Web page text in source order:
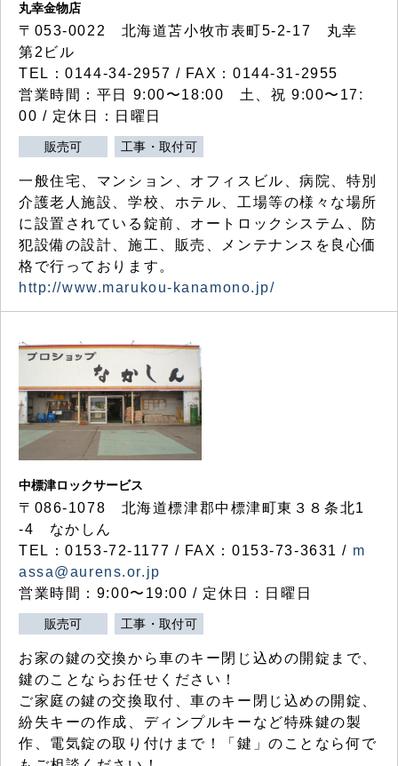
丸幸金物店
〒053-0022 北海道苫小牧市表町5-2-17 丸幸
第2ビル
TEL：0144-34-2957 / FAX：0144-31-2955
営業時間：平日 9:00〜18:00 土、祝 9:00〜17:
00 / 定休日：日曜日
販売可 工事・取付可
一般住宅、マンション、オフィスビル、病院、特別
介護老人施設、学校、ホテル、工場等の様々な場所
に設置されている錠前、オートロックシステム、防
犯設備の設計、施工、販売、メンテナンスを良心価
格で行っております。
http://www.marukou-kanamono.jp/
中標津ロックサービス
〒086-1078 北海道標津郡中標津町東３８条北1
-4 なかしん
TEL：0153-72-1177 / FAX：0153-73-3631 / m
assa@aurens.or.jp
営業時間：9:00〜19:00 / 定休日：日曜日
販売可 工事・取付可
お家の鍵の交換から車のキー閉じ込めの開錠まで、
鍵のことならお任せください！
ご家庭の鍵の交換取付、車のキー閉じ込めの開錠、
紛失キーの作成、ディンプルキーなど特殊鍵の製
作、電気錠の取り付けまで！「鍵」のことなら何で